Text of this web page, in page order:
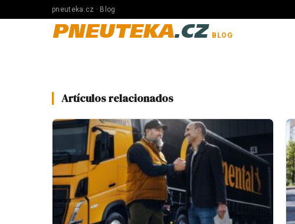
pneuteka.cz · Blog
PNEUTEKA.CZ BLOG
Artículos relacionados